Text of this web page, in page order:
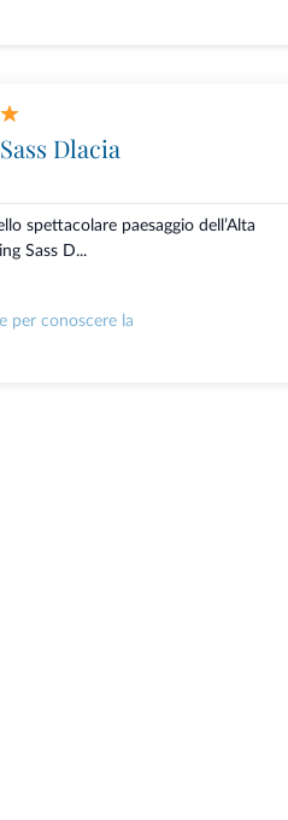
Dlacia
spettacolare paesaggio dell’Alta
Sass D...
per conoscere la